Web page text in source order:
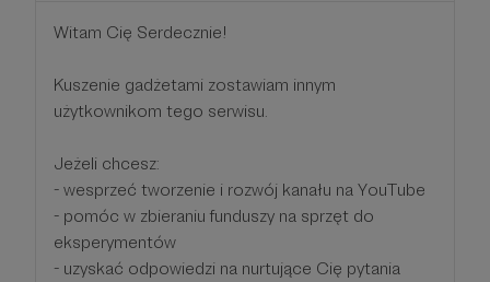
Witam Cię Serdecznie!
Kuszenie gadżetami zostawiam innym
użytkownikom tego serwisu.
Jeżeli chcesz:
- wesprzeć tworzenie i rozwój kanału na YouTube
- pomóc w zbieraniu funduszy na sprzęt do
eksperymentów
- uzyskać odpowiedzi na nurtujące Cię pytania